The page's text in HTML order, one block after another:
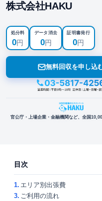
株式会社HAKU
処分料
0円
データ消去
0円
証明書発行
0円
無料回収を申し込
官公庁・上場企業・金融機関など、全国
目次
1. エリア別出張費
3. ご利用の流れ